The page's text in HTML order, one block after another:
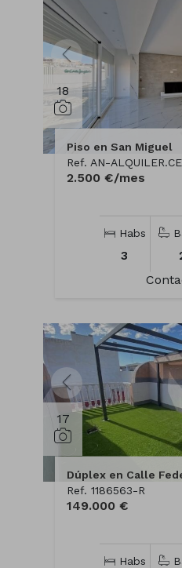
18
Piso en San Miguel
Ref. AN-
2.500 €/mes
Habs
3
17
Ref. 1186563-R
149.000 €
Habs